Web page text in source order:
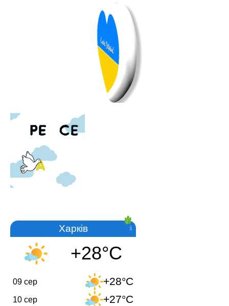
Харків
+28°C
09 сер +28°C
10 сер +27°C